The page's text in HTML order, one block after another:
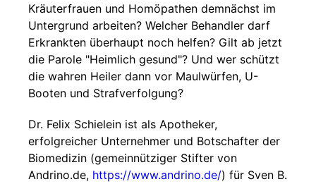
Kräuterfrauen und Homöpathen demnächst im
Untergrund arbeiten? Welcher Behandler darf
Erkrankten überhaupt noch helfen? Gilt ab jetzt
die Parole "Heimlich gesund"? Und wer schützt
die wahren Heiler dann vor Maulwürfen, U-
Booten und Strafverfolgung?
Dr. Felix Schielein ist als Apotheker,
erfolgreicher Unternehmer und Botschafter der
Biomedizin (gemeinnütziger Stifter von
Andrino.de, https://www.andrino.de/) für Sven B.